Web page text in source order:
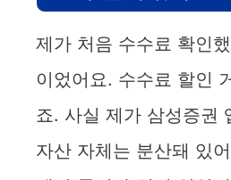
제가 처음 수수료 확인했
이었어요. 수수료 할인
죠. 사실 제가 삼성증권
자산 자체는 분산돼 있